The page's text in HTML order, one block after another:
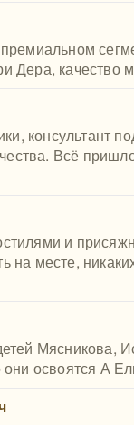
Дера, качество
консультант
Всё
и
на месте,
Мясникова,
освоятся А